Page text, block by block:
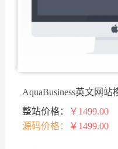
AquaBusiness英文网站
整站价格：
￥1499.00
源码价格：
￥1499.00